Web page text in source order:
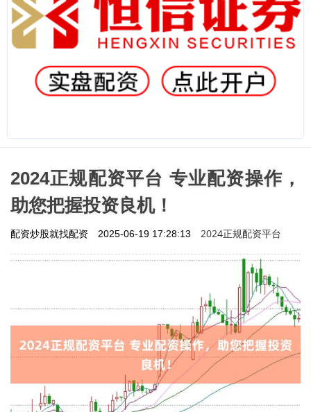
2024正规配资平台 专业配资操作，
助您把握投资良机！
配资炒股就找配资 2025-06-19 17:28:13 2024正规配资平台